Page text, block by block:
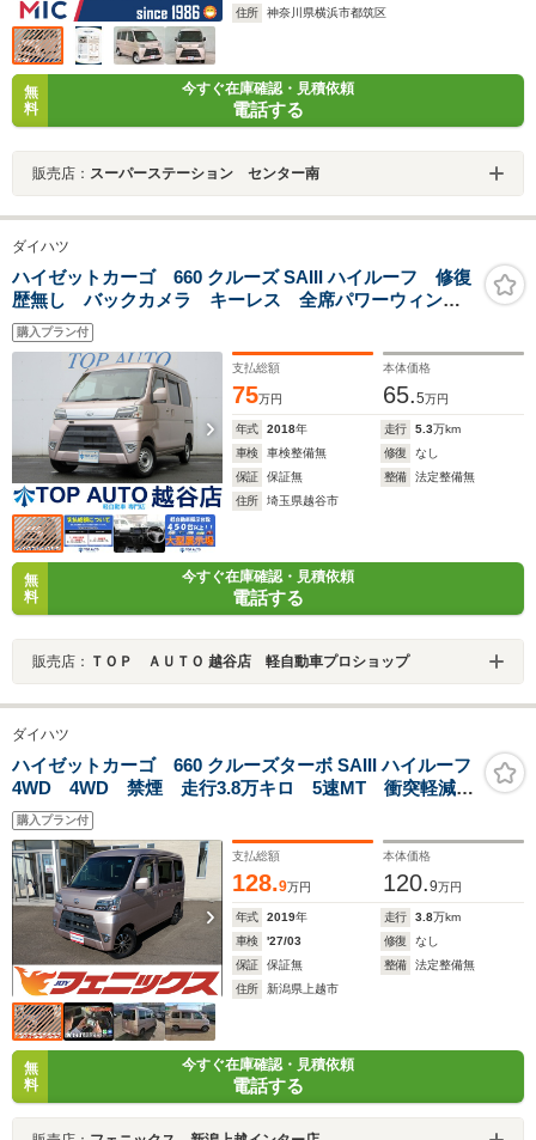
住所
神奈川県横浜市都筑区
無
料
今すぐ在庫確認・見積依頼
電話する
販売店： スーパーステーション センター南
ダイハツ
ハイゼットカーゴ 660 クルーズ SAIII ハイルーフ 修復
歴無し バックカメラ キーレス 全席パワーウィンド
ウ 電格ミラー オーバーヘッドコンソール 衝突軽減
ブレーキ 誤発進抑制 レーンキープアシスト 障害物
センサー LEDオートライト LEDフォグ
購入プラン付
支払総額
75万円
本体価格
65.5万円
年式 2018年 走行 5.3万km
車検
車検整備無 修復
なし
保証
保証無 整備
法定整備無
住所
埼玉県越谷市
無
料
今すぐ在庫確認・見積依頼
電話する
販売店： ＴＯＰ ＡＵＴＯ 越谷店 軽自動車プロショップ
ダイハツ
ハイゼットカーゴ 660 クルーズターボ SAIII ハイルーフ
4WD 4WD 禁煙 走行3.8万キロ 5速MT 衝突軽減ブ
レーキ オートハイビーム 車線逸脱警報 キーレス
両側スライドドア 切替4WDスイッチ LEDライト ダ
ンロップグラントレックタイヤ 試乗OK
購入プラン付
支払総額
128.9万円
本体価格
120.9万円
年式 2019年 走行 3.8万km
車検
'27/03 修復
なし
保証
保証無 整備
法定整備無
住所
新潟県上越市
無
料
今すぐ在庫確認・見積依頼
電話する